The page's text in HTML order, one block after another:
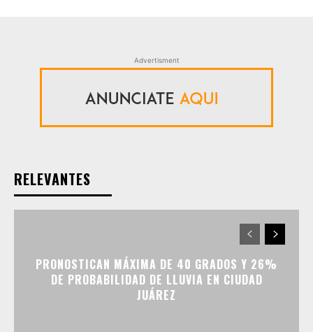
Advertisment
RELEVANTES
PRONOSTICAN MÁXIMA DE 40 GRADOS Y 26%
DE PROBABILIDAD DE LLUVIA EN CIUDAD
JUÁREZ